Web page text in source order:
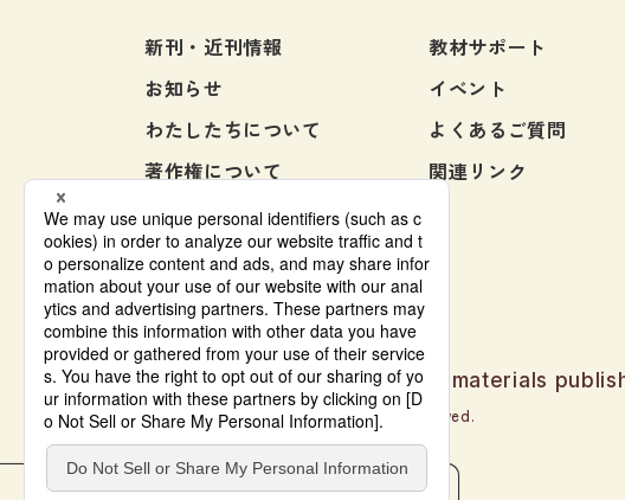
新刊・近刊情報 教材サポート
お知らせ
イベント
わたしたちについて
よくあるご質問
著作権について
関連リンク
お問い合わせ
Japanese language learning materials
© Bonjinsha Co., LTD. All Rights Reserved.